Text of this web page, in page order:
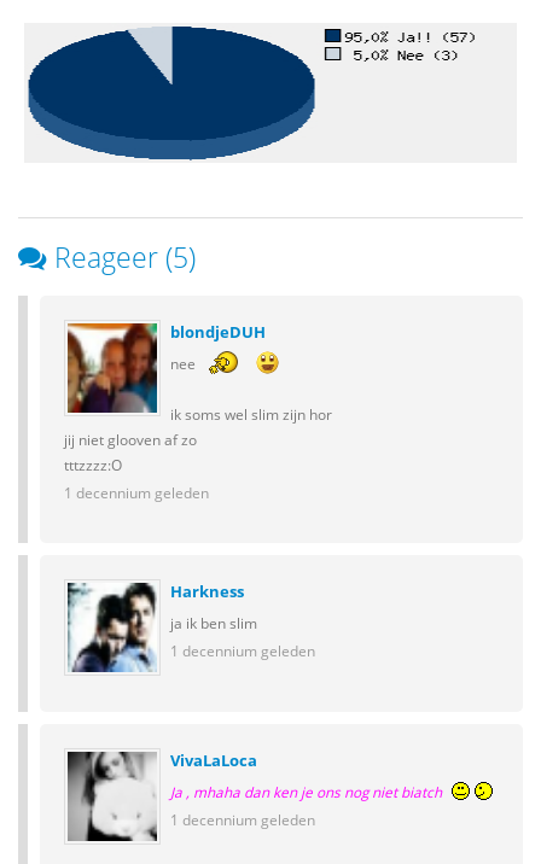
Reageer (5)
blondjeDUH
nee
ik soms wel slim zijn hor
jij niet glooven af zo
tttzzzz:O
1 decennium geleden
Harkness
ja ik ben slim
1 decennium geleden
VivaLaLoca
Ja , mhaha dan ken je ons nog niet biatch
1 decennium geleden